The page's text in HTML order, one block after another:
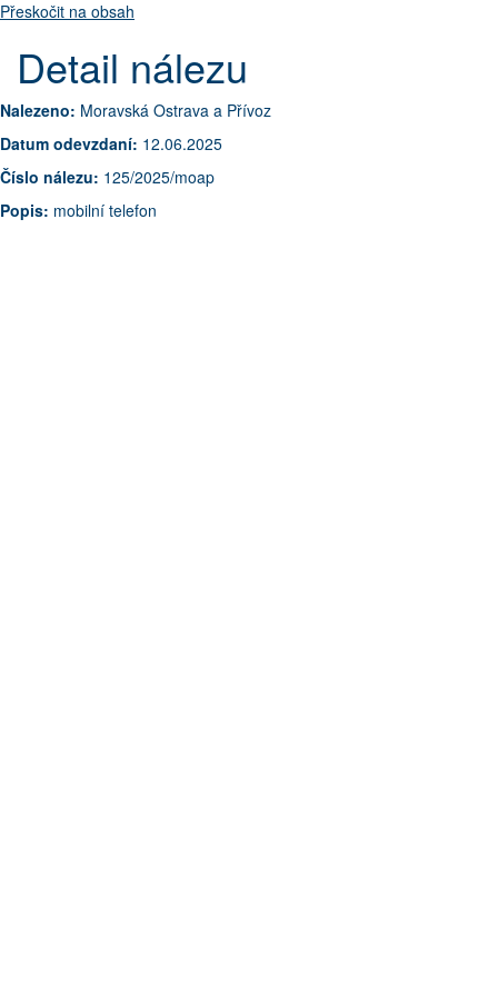
Přeskočit na obsah
Detail nálezu
Nalezeno: Moravská Ostrava a Přívoz
Datum odevzdaní: 12.06.2025
Číslo nálezu: 125/2025/moap
Popis: mobilní telefon